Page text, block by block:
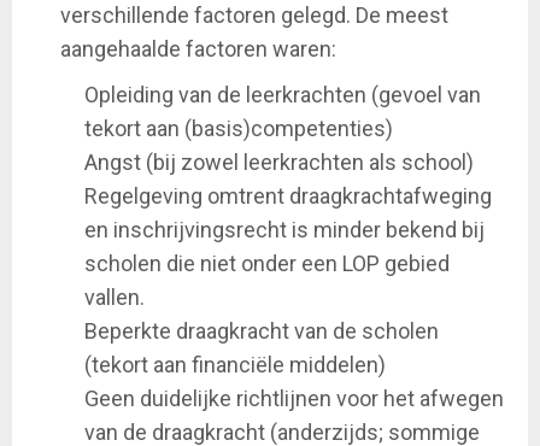
verschillende factoren gelegd. De meest
aangehaalde factoren waren:
Opleiding van de leerkrachten (gevoel van
tekort aan (basis)competenties)
Angst (bij zowel leerkrachten als school)
Regelgeving omtrent draagkrachtafweging
en inschrijvingsrecht is minder bekend bij
scholen die niet onder een LOP gebied
vallen.
Beperkte draagkracht van de scholen
(tekort aan financiële middelen)
Geen duidelijke richtlijnen voor het afwegen
van de draagkracht (anderzijds; sommige